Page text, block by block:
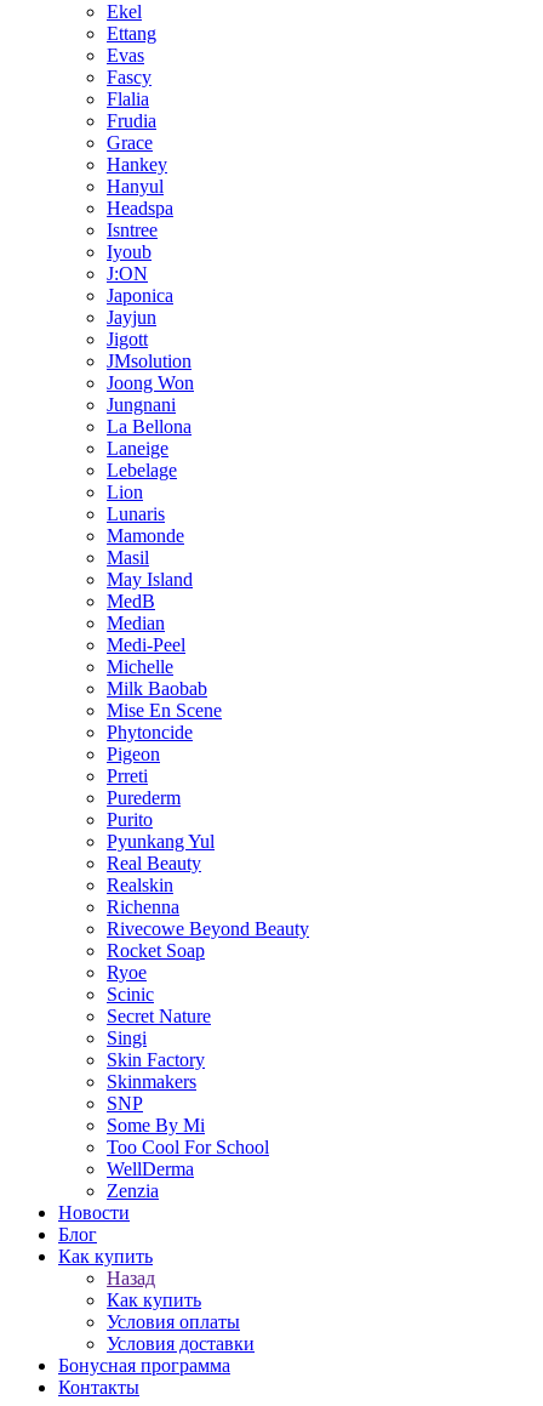
Ekel
Ettang
Evas
Fascy
Flalia
Frudia
Grace
Hankey
Hanyul
Headspa
Isntree
Iyoub
J:ON
Japonica
Jayjun
Jigott
JMsolution
Joong Won
Jungnani
La Bellona
Laneige
Lebelage
Lion
Lunaris
Mamonde
Masil
May Island
MedB
Median
Medi-Peel
Michelle
Milk Baobab
Mise En Scene
Phytoncide
Pigeon
Prreti
Purederm
Purito
Pyunkang Yul
Real Beauty
Realskin
Richenna
Rivecowe Beyond Beauty
Rocket Soap
Ryoe
Scinic
Secret Nature
Singi
Skin Factory
Skinmakers
SNP
Some By Mi
Too Cool For School
WellDerma
Zenzia
Новости
Блог
Как купить
Назад
Как купить
Условия оплаты
Условия доставки
Бонусная программа
Контакты